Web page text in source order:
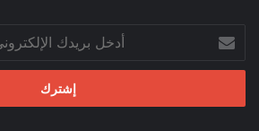
بريدك
الإلكتروني